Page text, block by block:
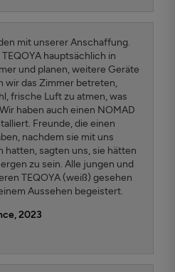
mit unserer Anschaffung.
hauptsächlich in
und planen, weitere Geräte
wir das Zimmer betreten,
frische Luft zu atmen, was
haben auch einen NOMAD
Freunde, die einen
nachdem sie mit uns
hatten, sagten uns, sie hätten
zu sein. Alle jungen und
TEQOYA (weiß) gesehen
Aussehen begeistert.
2023